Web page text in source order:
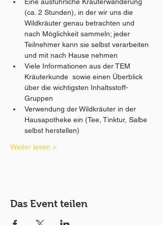
(ca. 2 Stunden), in der wir uns die
Wildkräuter genau betrachten und
nach Möglichkeit sammeln; jeder
Teilnehmer kann sie selbst verarbeiten
und mit nach Hause nehmen
Viele Informationen aus der TEM
Kräuterkunde  sowie einen Überblick
über die wichtigsten Inhaltsstoff-
Gruppen
Verwendung der Wildkräuter in der
Hausapotheke ein (Tee, Tinktur, Salbe
selbst herstellen)
Weiter lesen >
Das Event teilen